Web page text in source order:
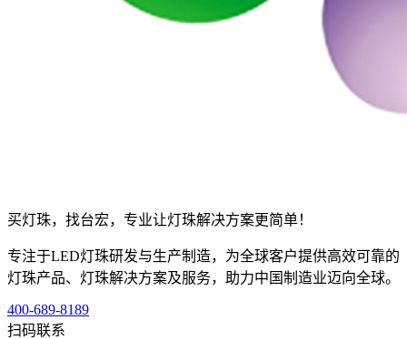
买灯珠，找台宏，专业让灯珠解决方案更简单！
专注于LED灯珠研发与生产制造，为全球客户提供高效可靠的
灯珠产品、灯珠解决方案及服务，助力中国制造业迈向全球。
400-689-8189
扫码联系